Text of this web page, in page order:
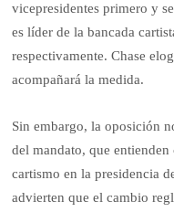
vicepresidentes primero y
es líder de la bancada
respectivamente. Chase
acompañará la medida.
Sin embargo, la oposición
del mandato, que
cartismo en la presidencia
advierten que el cambio